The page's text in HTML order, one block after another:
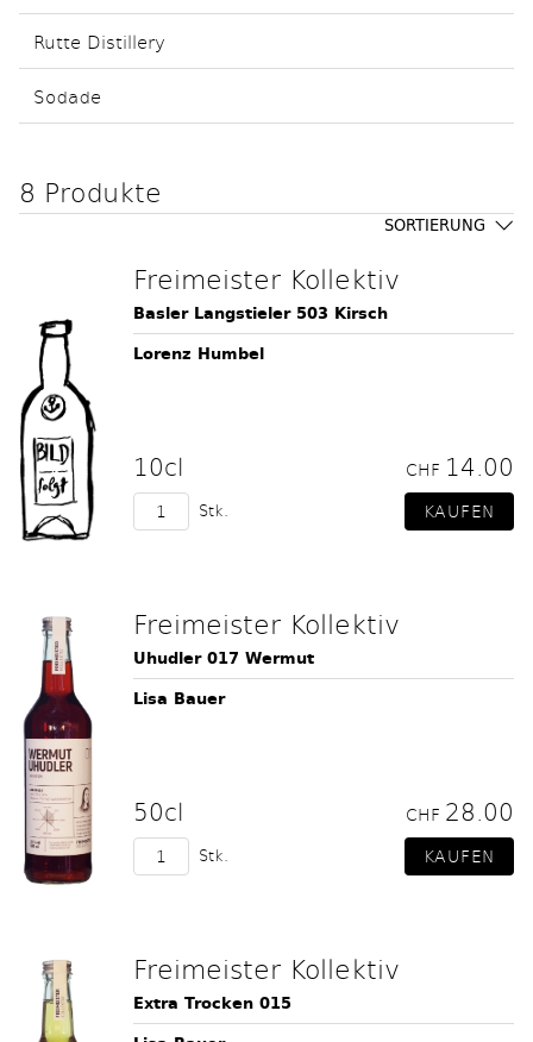
Rutte Distillery
Sodade
8 Produkte
SORTIERUNG
Freimeister Kollektiv
Basler Langstieler 503 Kirsch
Lorenz Humbel
10cl CHF 14.00
Stk.
Freimeister Kollektiv
Uhudler 017 Wermut
Lisa Bauer
50cl CHF 28.00
Stk.
Freimeister Kollektiv
Extra Trocken 015